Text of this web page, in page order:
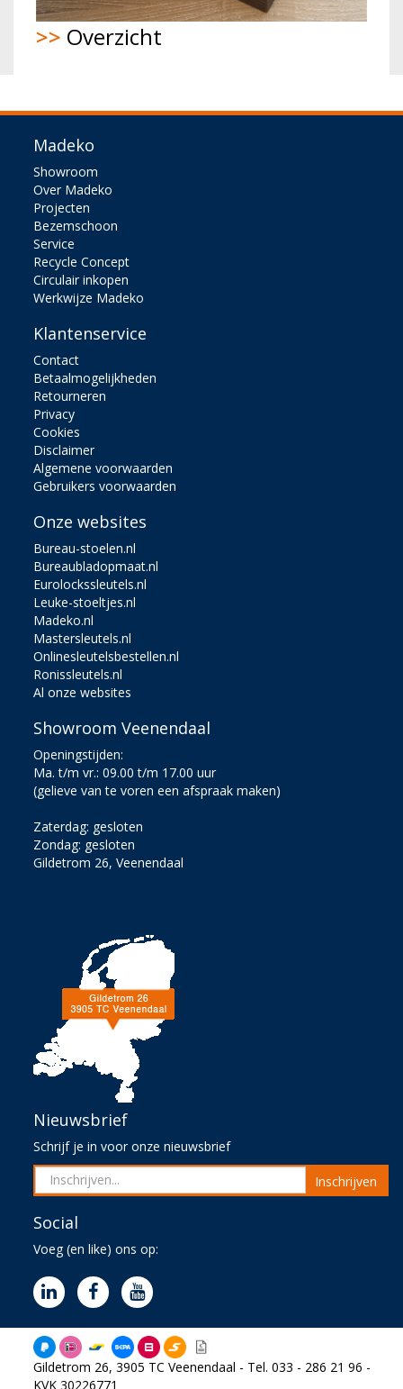
>> Overzicht
Madeko
Showroom
Over Madeko
Projecten
Bezemschoon
Service
Recycle Concept
Circulair inkopen
Werkwijze Madeko
Klantenservice
Contact
Betaalmogelijkheden
Retourneren
Privacy
Cookies
Disclaimer
Algemene voorwaarden
Gebruikers voorwaarden
Onze websites
Bureau-stoelen.nl
Bureaubladopmaat.nl
Eurolockssleutels.nl
Leuke-stoeltjes.nl
Madeko.nl
Mastersleutels.nl
Onlinesleutelsbestellen.nl
Ronissleutels.nl
Al onze websites
Showroom Veenendaal
Openingstijden:
Ma. t/m vr.: 09.00 t/m 17.00 uur
(gelieve van te voren een afspraak maken)
Zaterdag: gesloten
Zondag: gesloten
Gildetrom 26, Veenendaal
Nieuwsbrief
Schrijf je in voor onze nieuwsbrief
Inschrijven
Social
Voeg (en like) ons op:
Gildetrom 26, 3905 TC Veenendaal - Tel. 033 - 286 21 96 -
KVK 30226771